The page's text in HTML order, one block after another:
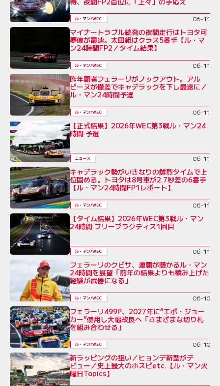
ル・マン/WEC 06-11
マイナートラブル続発の夜間走行はトヨタ可
夢偉が最速。太田組はクラス5番手【ル・マ
ン24時間FP2／タイム結果】
ル・マン/WEC 06-11
昨年覇者フェラーリがノックアウト。アル
ピーヌが僅差でキャデラックを下し最速に／
ル・マン24時間予選
ル・マン/WEC 06-11
【正式結果】2026年WEC第3戦ル・マン24
時間 予選
ニュース 06-11
キャデラック勢がいきなりの鮮烈タイムで上
位固める。トヨタは8号車が2.7秒差の6番手
【ル・マン24時間FP1レポート】
ル・マン/WEC 06-11
【タイム結果】2026年WEC第3戦ル・マン
24時間 フリープラクティス1回目
ル・マン/WEC 06-11
フェラーリのクビサ、連覇が懸かるル・マン
24時間を展望「前年の結果よりも積み上げた
経験が武器になる」
ル・マン/WEC 06-10
フェラーリ499P、2027年に“エボ・ジョー
カー”使用し大幅改良へ「さまざまな切り札
を組み合わせる」
ル・マン/WEC 06-10
新ラッピングの狙い／ヒョンデ新型がデ
ビュー／史上最大のホスピetc.【ル・マン火
曜日Topics】